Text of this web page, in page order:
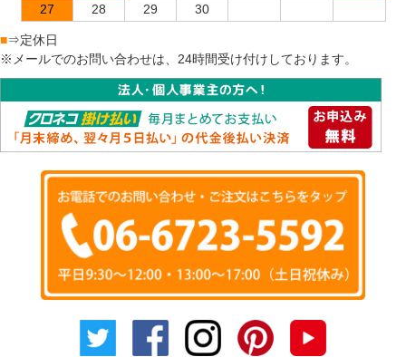
27
28 29 30
■⇒定休日
※メールでのお問い合わせは、24時間受け付けしております。